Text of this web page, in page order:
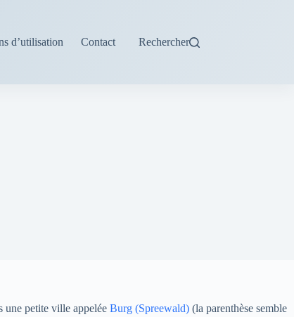
d’utilisation Contact Rechercher
une petite ville appelée Burg (Spreewald) (la parenthèse semble